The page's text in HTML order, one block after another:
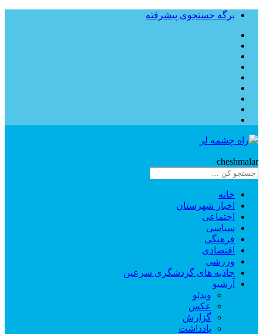
برگه جستجوی پیشرفته
cheshmalar
خانه
اخبار شهرستان
اجتماعی
سیاسی
فرهنگی
اقتصادی
ورزشی
جاذبه های گردشگری سرعین
آرشیو
ویدئو
عکس
گزارش
یادداشت